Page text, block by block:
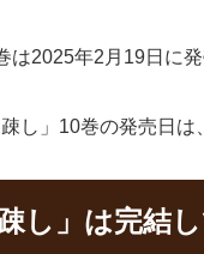
2025年2月19日に
し」10巻の発売日は
し」は完結